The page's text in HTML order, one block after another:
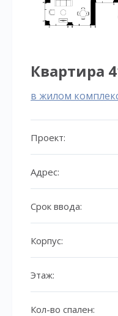
Квартира
в жилом
Проект:
Адрес:
Срок ввода:
Корпус:
Этаж:
Кол-во спален: